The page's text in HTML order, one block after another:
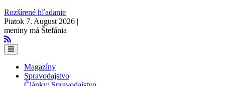
Rozšírené hľadanie
Piatok 7. August 2026 |
meniny má Štefánia
Magazíny
Spravodajstvo